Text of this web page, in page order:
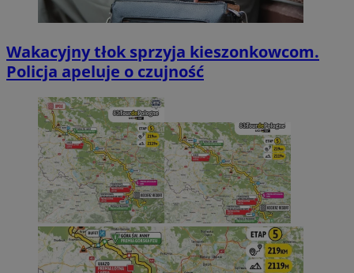
Wakacyjny tłok sprzyja kieszonkowcom.
Policja apeluje o czujność